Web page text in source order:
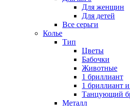
Для женщин
Для детей
Все серьги
Колье
Тип
Цветы
Бабочки
Животные
1 бриллиант
1 бриллиант
Танцующий
Металл